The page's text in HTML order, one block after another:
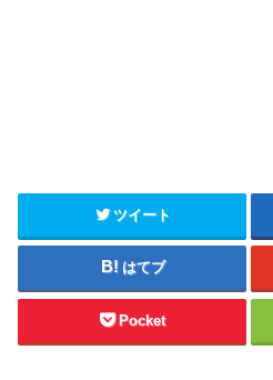
ツイート
はてブ
Pocket